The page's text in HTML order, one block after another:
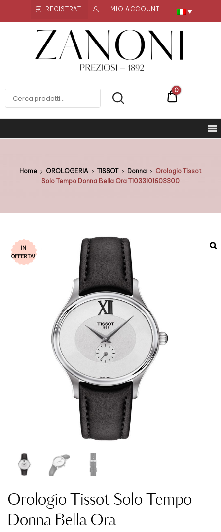
REGISTRATI IL MIO ACCOUNT
ZANONI PREZIOSI €0
0
Home OROLOGERIA TISSOT Donna
Orologio Tissot
Solo Tempo Donna Bella Ora T1033101603300
IN
OFFERTA!
Orologio Tissot Solo Tempo
Donna Bella Ora